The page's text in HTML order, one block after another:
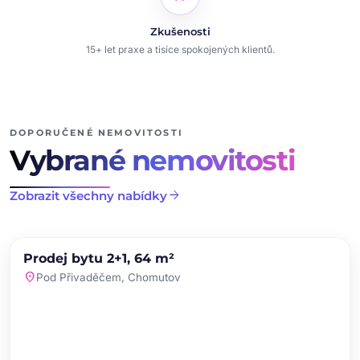
Zkušenosti
15+ let praxe a tisíce spokojených klientů.
DOPORUČENÉ NEMOVITOSTI
Vybrané nemovitosti
Zobrazit všechny nabídkyarrow_forward
PRODEJ NOVINKA
Prodej bytu 2+1, 64 m²
location_onPod Přivaděčem, Chomutov